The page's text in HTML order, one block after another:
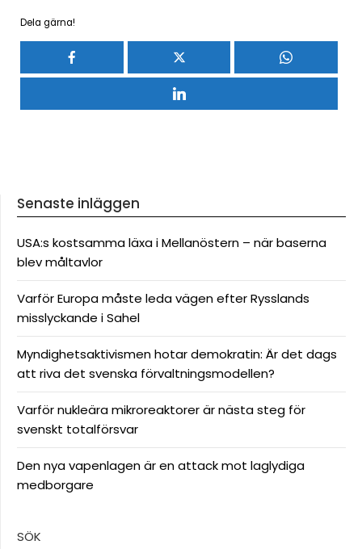
Dela gärna!
Senaste inläggen
USA:s kostsamma läxa i Mellanöstern – när baserna
blev måltavlor
Varför Europa måste leda vägen efter Rysslands
misslyckande i Sahel
Myndighetsaktivismen hotar demokratin: Är det dags
att riva det svenska förvaltningsmodellen?
Varför nukleära mikroreaktorer är nästa steg för
svenskt totalförsvar
Den nya vapenlagen är en attack mot laglydiga
medborgare
SÖK